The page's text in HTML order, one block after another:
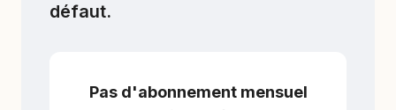
défaut.
Pas d'abonnement mensuel